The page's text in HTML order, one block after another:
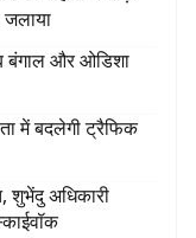
बंगाल और ओडिशा
में बदलेगी ट्रैफिक
शुभेंदु अधिकारी